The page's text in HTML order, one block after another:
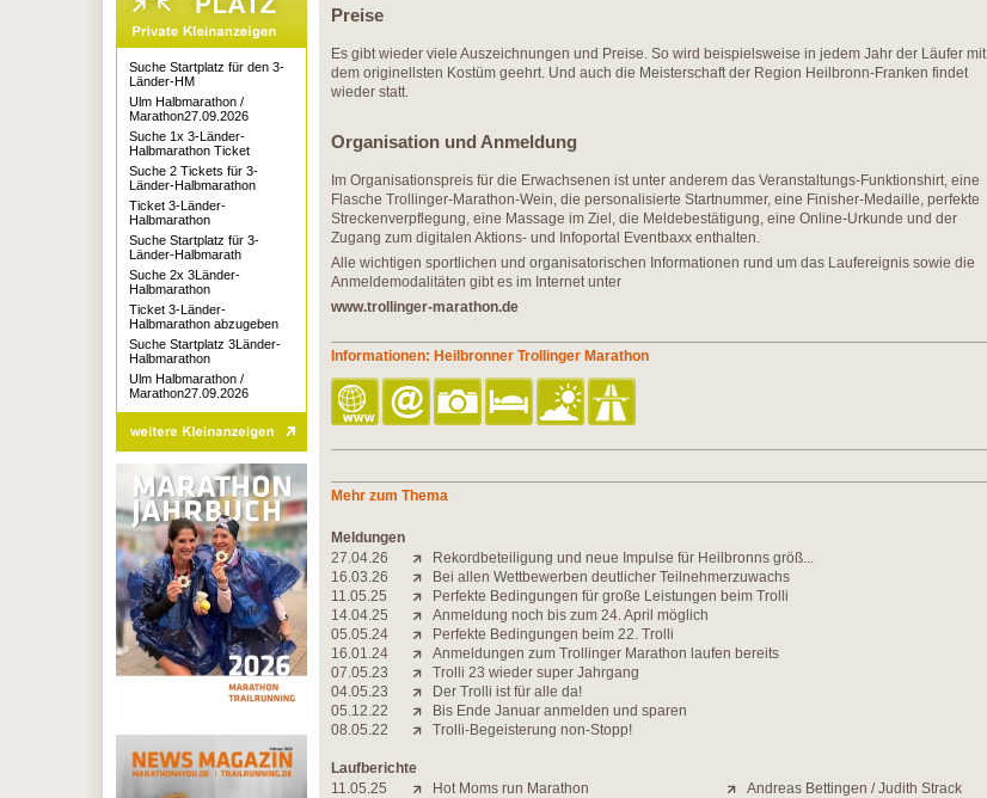
Preise
Es gibt wieder viele Auszeichnungen und Preise. So wird beispielsweise in jedem Jahr der Läufer mit
dem originellsten Kostüm geehrt. Und auch die Meisterschaft der Region Heilbronn-Franken findet
wieder statt.
Organisation und Anmeldung
Im Organisationspreis für die Erwachsenen ist unter anderem das Veranstaltungs-Funktionshirt, eine
Flasche Trollinger-Marathon-Wein, die personalisierte Startnummer, eine Finisher-Medaille, perfekte
Streckenverpflegung, eine Massage im Ziel, die Meldebestätigung, eine Online-Urkunde und der
Zugang zum digitalen Aktions- und Infoportal Eventbaxx enthalten.
Alle wichtigen sportlichen und organisatorischen Informationen rund um das Laufereignis sowie die
Anmeldemodalitäten gibt es im Internet unter
www.trollinger-marathon.de
Informationen: Heilbronner Trollinger Marathon
Mehr zum Thema
Meldungen
27.04.26
Rekordbeteiligung und neue Impulse für Heilbronns größ...
16.03.26
Bei allen Wettbewerben deutlicher Teilnehmerzuwachs
11.05.25
Perfekte Bedingungen für große Leistungen beim Trolli
14.04.25
Anmeldung noch bis zum 24. April möglich
05.05.24
Perfekte Bedingungen beim 22. Trolli
16.01.24
Anmeldungen zum Trollinger Marathon laufen bereits
07.05.23
Trolli 23 wieder super Jahrgang
04.05.23
Der Trolli ist für alle da!
05.12.22
Bis Ende Januar anmelden und sparen
08.05.22
Trolli-Begeisterung non-Stopp!
Laufberichte
11.05.25
Hot Moms run Marathon Andreas Bettingen / Judith Strack
Suche Startplatz für den 3-
Länder-HM
Ulm Halbmarathon /
Marathon27.09.2026
Suche 1x 3-Länder-
Halbmarathon Ticket
Suche 2 Tickets für 3-
Länder-Halbmarathon
Ticket 3-Länder-
Halbmarathon
Suche Startplatz für 3-
Länder-Halbmarath
Suche 2x 3Länder-
Halbmarathon
Ticket 3-Länder-
Halbmarathon abzugeben
Suche Startplatz 3Länder-
Halbmarathon
Ulm Halbmarathon /
Marathon27.09.2026